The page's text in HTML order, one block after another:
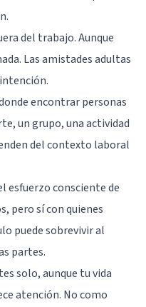
del trabajo. Aunque
Las amistades adultas
encontrar personas
un grupo, una actividad
del contexto laboral
esfuerzo consciente de
pero sí con quienes
puede sobrevivir al
partes.
solo, aunque tu vida
atención. No como